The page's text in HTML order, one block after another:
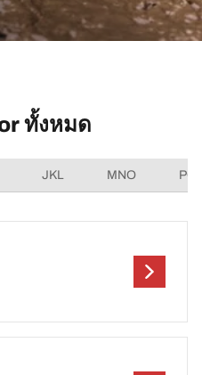
ทั้งหมด
JKL MNO